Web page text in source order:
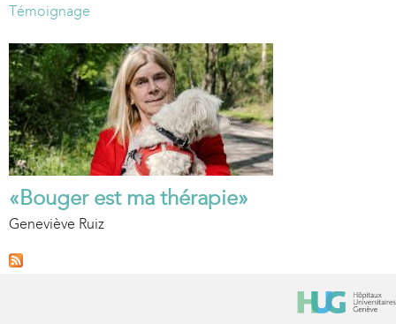
Témoignage
«Bouger est ma thérapie»
Geneviève Ruiz